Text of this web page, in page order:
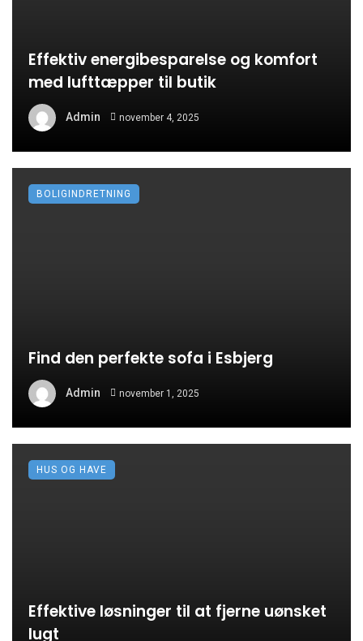
Effektiv energibesparelse og komfort
med lufttæpper til butik
Admin november 4, 2025
Find den perfekte sofa i Esbjerg
Admin november 1, 2025
BOLIGINDRETNING
Effektive løsninger til at fjerne uønsket
lugt
HUS OG HAVE